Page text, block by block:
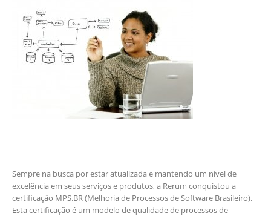
Sempre na busca por estar atualizada e mantendo um nível de
excelência em seus serviços e produtos, a Rerum conquistou a
certificação MPS.BR (Melhoria de Processos de Software Brasileiro).
Esta certificação é um modelo de qualidade de processos de